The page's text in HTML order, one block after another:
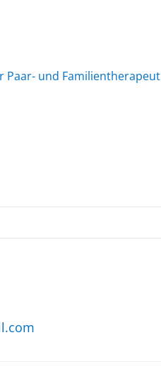
Paar- und Familientherapeut